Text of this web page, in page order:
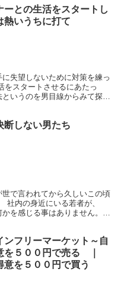
ーとの生活をスタートし
熱いうちに打て
失望しないために対策を練っ
をスタートさせるにあたっ
いうのを男目線からみて探っ
断しない男たち
で言われてから久しいこの頃
社内の身近にいる若者が、
を感じる事はありません。
ンフリーマーケット～自
を５００円で売る ｜
意を５００円で買う